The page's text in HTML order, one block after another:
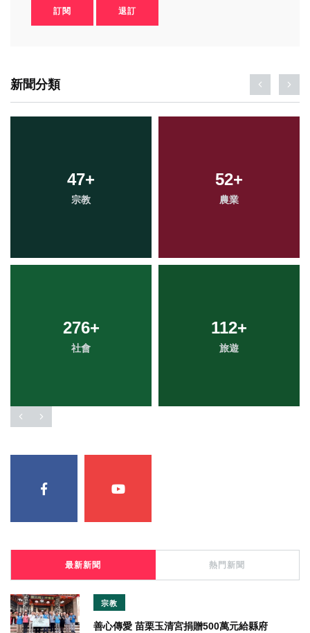
訂閱 退訂
新聞分類
47+
宗教
52+
農業
276+
社會
112+
旅遊
最新新聞 熱門新聞
宗教
善心傳愛 苗栗玉清宮捐贈500萬元給縣府